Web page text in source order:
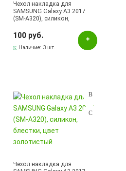
Чехол накладка для
SAMSUNG Galaxy A3 2017
(SM-A320), силикон,
прозрачный
100 руб.
Наличие: 3 шт.
Чехол накладка для